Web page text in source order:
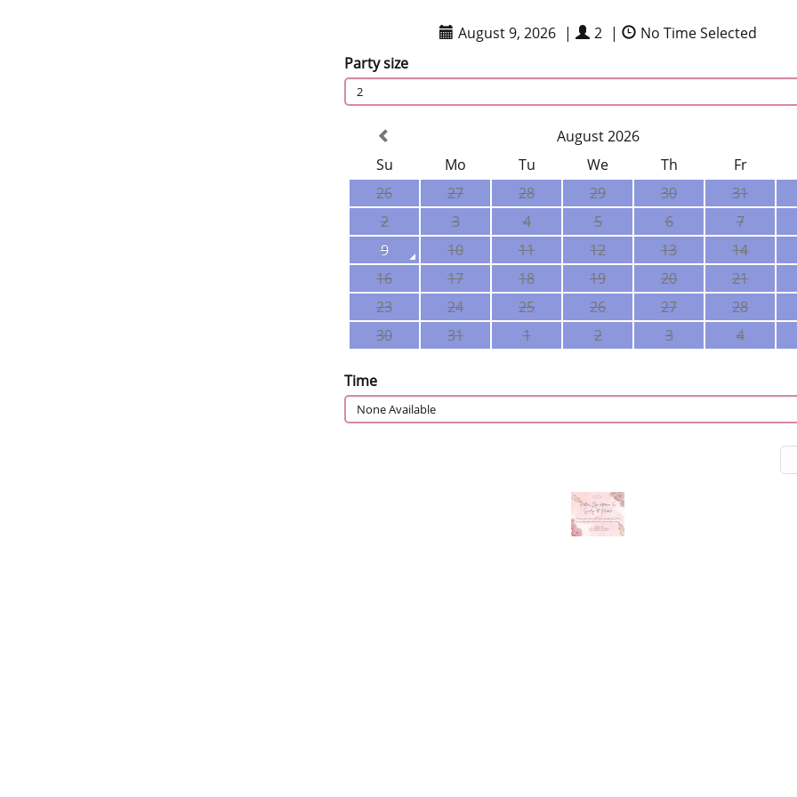
August 9, 2026 | 2 |
No Time Selected
Party size
2
August 2026
Su
Mo Tu We Th
Fr
26
27 28 29 30
31
2
3 4 5 6
7
9
10 11 12 13
14
16
17 18 19 20
21
23
24 25 26 27
28
30
31 1 2 3 4
Time
None Available